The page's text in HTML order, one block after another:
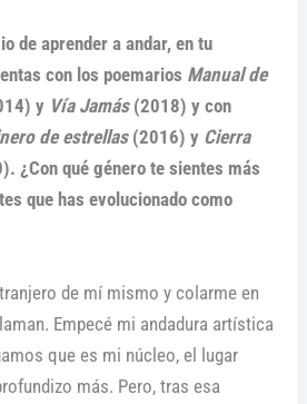
de aprender a andar, en tu
con los poemarios Manual de
y Vía Jamás(2018) y con
de estrellas(2016) y Cierra
¿Con qué género te sientes más
que has evolucionado como
de mí mismo y colarme en
Empecé mi andadura artística
que es mi núcleo, el lugar
más. Pero, tras esa